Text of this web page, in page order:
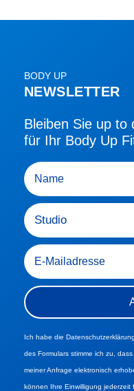
BODY UP
NEWSLETTER
Bleiben Sie up to
für Ihr Body Up
Ich habe die
des Formulars stimme ich zu,
meiner Anfrage elektronisch
können Ihre Einwilligung jederzeit